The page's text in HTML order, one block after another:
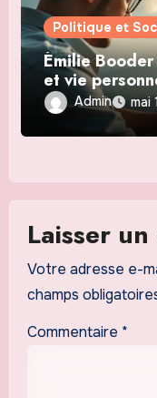
Politique et
Émilie
et vie
Admin mai
Laisser
Votre adresse e-
champs
Commentaire *